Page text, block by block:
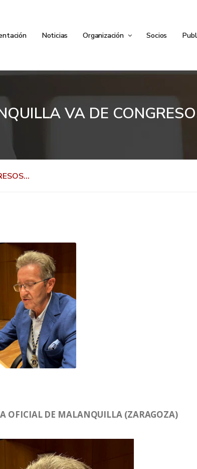
Noticias Organización Socios
VA DE
OFICIAL DE MALANQUILLA (ZARAGOZA)